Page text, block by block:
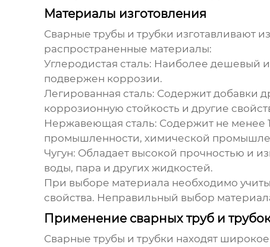
Материалы изготовления
Сварные трубы и трубки изготавливают
распространенные материалы:
Углеродистая сталь: Наиболее дешевый
подвержен коррозии.
Легированная сталь: Содержит добавки
коррозионную стойкость и другие
Нержавеющая сталь: Содержит не менее
промышленности, химической
Чугун: Обладает высокой прочностью и
воды, пара и других жидкостей.
При выборе материала необходимо
свойства. Неправильный выбор
Применение сварных труб и
Сварные трубы и трубки находят